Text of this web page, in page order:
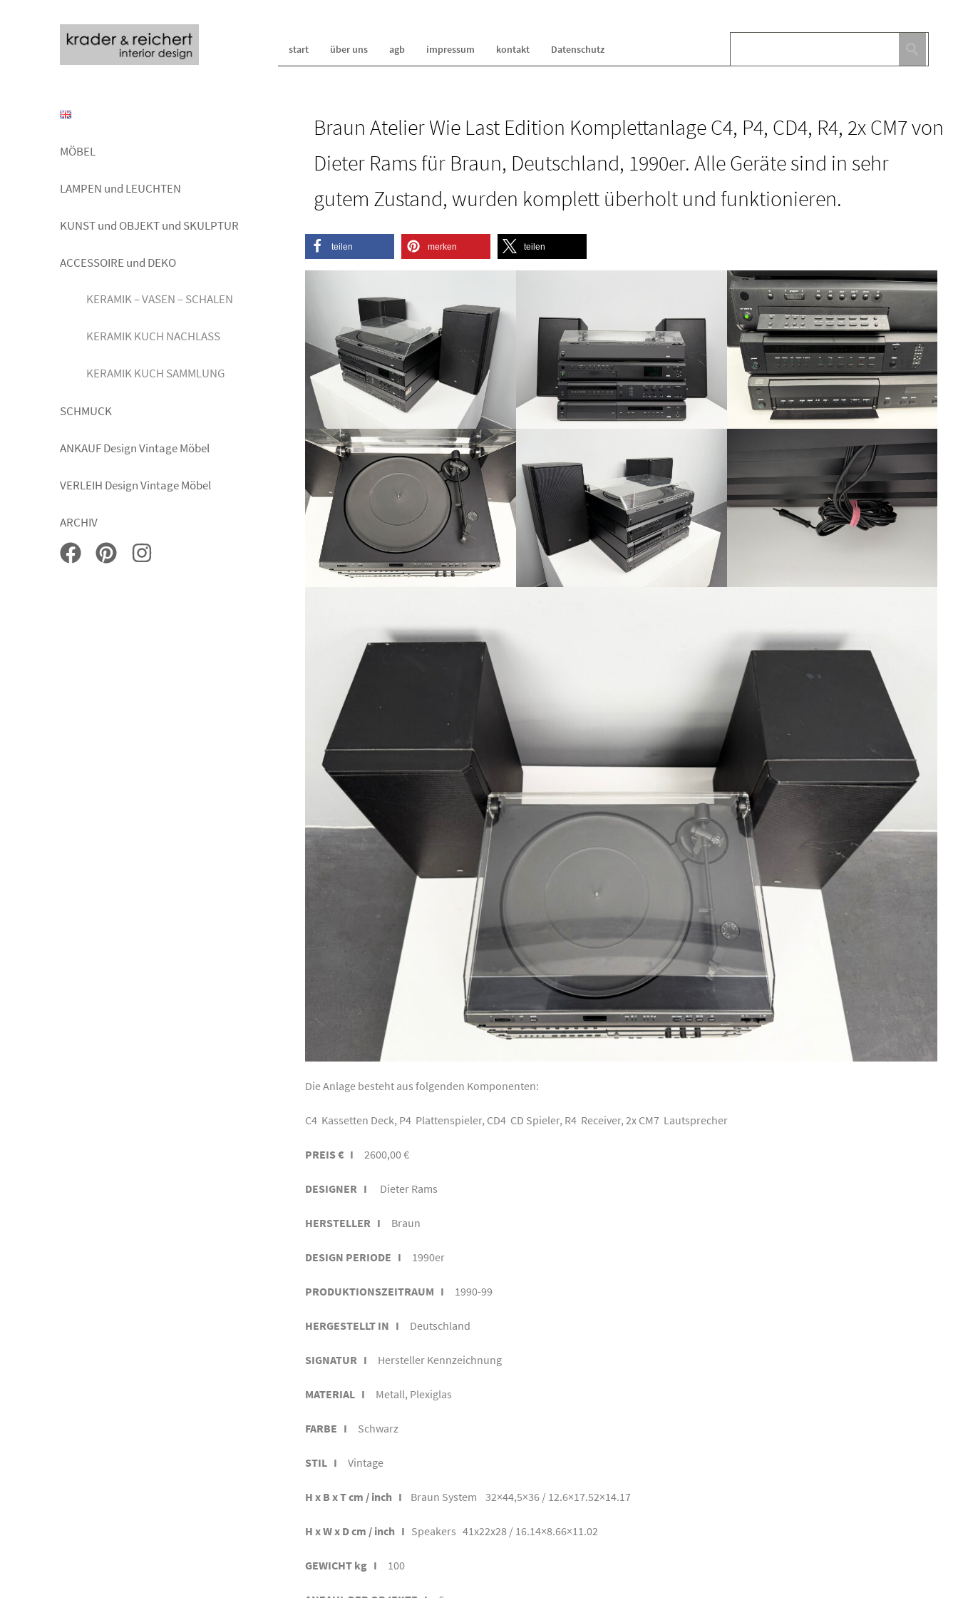
MÖBEL
LAMPEN und LEUCHTEN
KUNST und OBJEKT und SKULPTUR
ACCESSOIRE und DEKO
KERAMIK – VASEN – SCHALEN
KERAMIK KUCH NACHLASS
KERAMIK KUCH SAMMLUNG
SCHMUCK
ANKAUF Design Vintage Möbel
VERLEIH Design Vintage Möbel
ARCHIV
start über uns agb impressum kontakt Datenschutz
Braun Atelier Wie Last Edition Komplettanlage C4, P4, CD4, R4, 2x CM7 von
Dieter Rams für Braun, Deutschland, 1990er. Alle Geräte sind in sehr
gutem Zustand, wurden komplett überholt und funktionieren.
teilen merken teilen
Die Anlage besteht aus folgenden Komponenten:
C4 Kassetten Deck, P4 Plattenspieler, CD4 CD Spieler, R4 Receiver, 2x CM7 Lautsprecher
PREIS € I 2600,00 €
DESIGNER I Dieter Rams
HERSTELLER I Braun
DESIGN PERIODE I 1990er
PRODUKTIONSZEITRAUM I 1990-99
HERGESTELLT IN I Deutschland
SIGNATUR I Hersteller Kennzeichnung
MATERIAL I Metall, Plexiglas
FARBE I Schwarz
STIL I Vintage
H x B x T cm / inch I Braun System 32×44,5×36 / 12.6×17.52×14.17
H x W x D cm / inch I Speakers 41x22x28 / 16.14×8.66×11.02
GEWICHT kg I 100